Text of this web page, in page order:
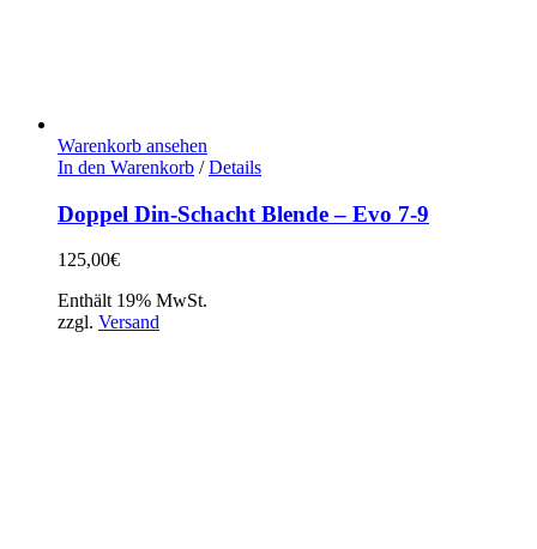
Warenkorb ansehen
In den Warenkorb / Details
Doppel Din-Schacht Blende – Evo 7-9
125,00€
Enthält 19% MwSt.
zzgl. Versand